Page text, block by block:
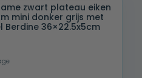
zwart plateau eiken
mini donker grijs met
Berdine 36×22.5x5cm